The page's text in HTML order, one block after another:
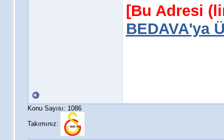
[Bu Adresi
BEDAVA'ya
Konu Sayısı: 1086
Takımınız: